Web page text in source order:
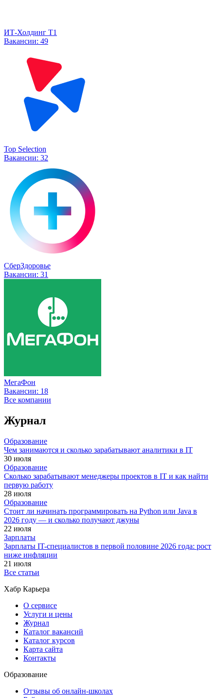
ИТ-Холдинг Т1
Вакансии: 49
Top Selection
Вакансии: 32
СберЗдоровье
Вакансии: 31
МегаФон
Вакансии: 18
Все компании
Журнал
Образование
Чем занимаются и сколько зарабатывают аналитики в IT
30 июля
Образование
Сколько зарабатывают менеджеры проектов в IT и как найти
первую работу
28 июля
Образование
Стоит ли начинать программировать на Python или Java в
2026 году — и сколько получают джуны
22 июля
Зарплаты
Зарплаты IT-специалистов в первой половине 2026 года: рост
ниже инфляции
21 июля
Все статьи
Хабр Карьера
О сервисе
Услуги и цены
Журнал
Каталог вакансий
Каталог курсов
Карта сайта
Контакты
Образование
Отзывы об онлайн-школах